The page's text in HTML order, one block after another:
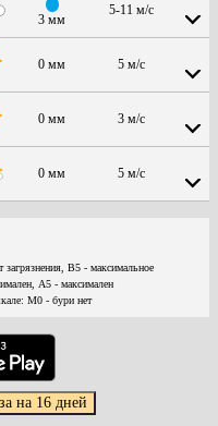
3 мм
5-11 м/с
0 мм 5 м/с
0 мм 3 м/с
0 мм 5 м/с
загрязнения, В5 - максимальное
А5 - максимален
М0 - бури нет